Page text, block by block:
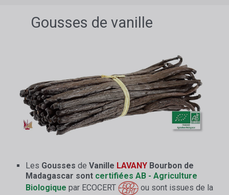
Gousses de vanille
Les Gousses de Vanille LAVANY Bourbon de
Madagascar sont certifiées AB - Agriculture
Biologique par ECOCERT
ou sont issues de la